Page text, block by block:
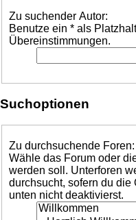
Zu suchender Autor:
Benutze ein * als
Übereinstimmungen.
Suchoptionen
Zu durchsuchende Foren:
Wähle das Forum oder
werden soll. Unterforen
durchsucht, sofern du die
unten nicht deaktivierst.